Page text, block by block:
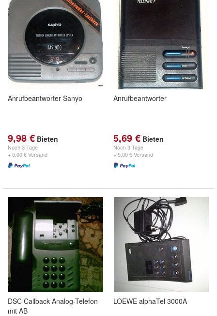
Anrufbeantworter Sanyo
9,98 € Bieten
Noch3 Tage
+ 5,00 € Versand
Anrufbeantworter
5,69 € Bieten
Noch3 Tage
+ 5,00 € Versand
DSC Callback Analog-Telefon
mit AB
LOEWE alphaTel 3000A